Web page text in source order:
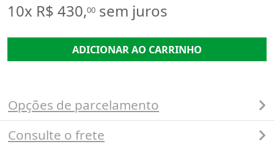
10x R$ 430,00 sem juros
ADICIONAR AO CARRINHO
Opções de parcelamento
Consulte o frete